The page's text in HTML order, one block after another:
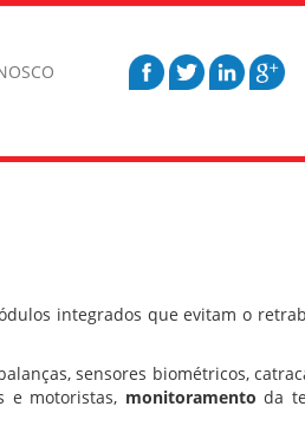
integrados que evitam o
sensores biométricos,
e motoristas, monitoramento da